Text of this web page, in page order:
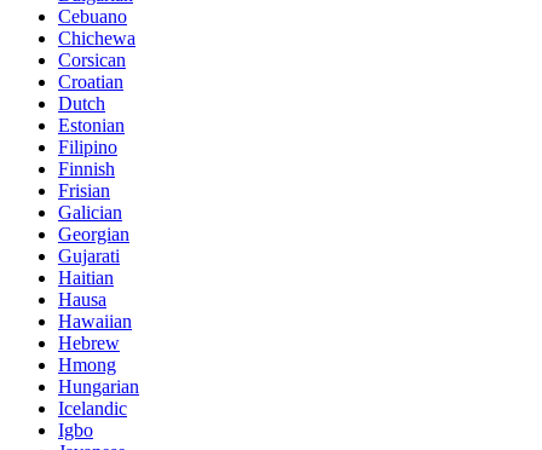
Cebuano
Chichewa
Corsican
Croatian
Dutch
Estonian
Filipino
Finnish
Frisian
Galician
Georgian
Gujarati
Haitian
Hausa
Hawaiian
Hebrew
Hmong
Hungarian
Icelandic
Igbo